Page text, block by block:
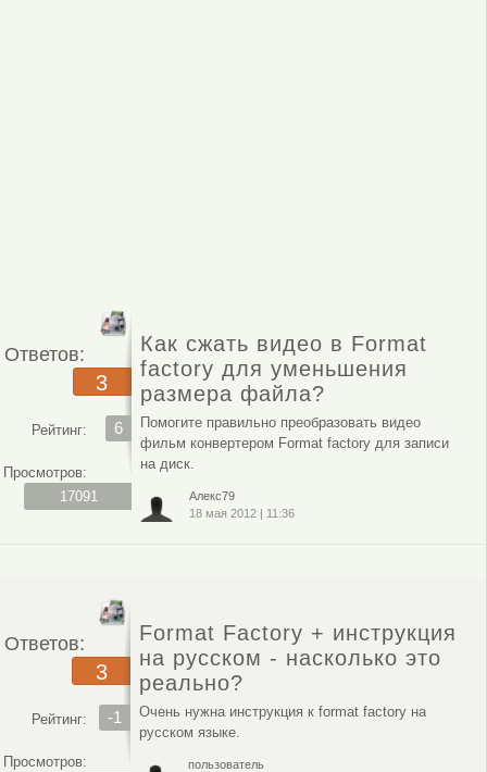
Ответов:
3
Рейтинг: 6
Просмотров:
17091
Как сжать видео в Format
factory для уменьшения
размера файла?
Помогите правильно преобразовать видео
фильм конвертером Format factory для записи
на диск.
Алекс79
18 мая 2012| 11:36
Ответов:
3
Рейтинг: -1
Просмотров:
Format Factory + инструкция
на русском - насколько это
реально?
Очень нужна инструкция к format factory на
русском языке.
пользователь